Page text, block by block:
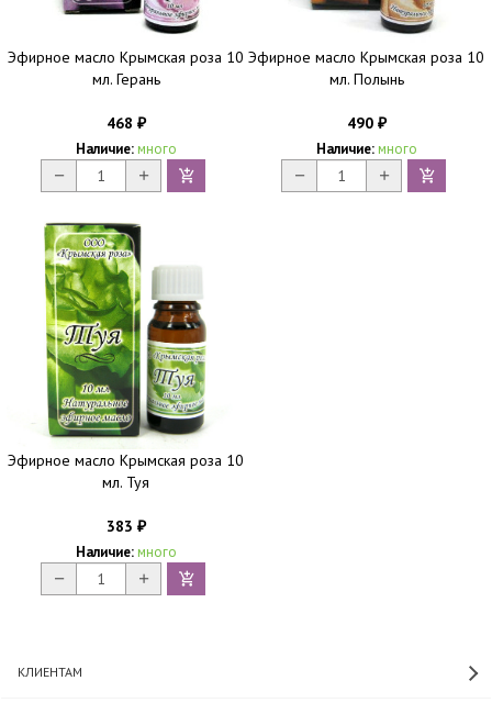
Эфирное масло Крымская роза 10
мл. Герань
468 ₽
Наличие: много
Эфирное масло Крымская роза 10
мл. Полынь
490 ₽
Наличие: много
Эфирное масло Крымская роза 10
мл. Туя
383 ₽
Наличие: много
КЛИЕНТАМ